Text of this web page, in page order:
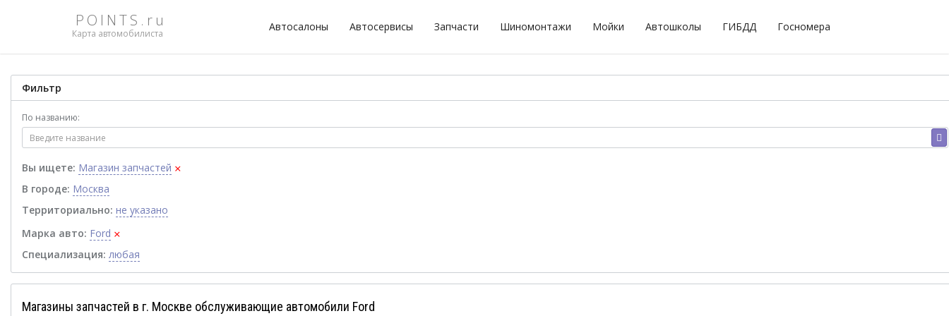
POINTS.ru
Карта автомобилиста
Автосалоны Автосервисы Запчасти Шиномонтажи Мойки Автошколы ГИБДД Госномера
Фильтр
По названию:
Вы ищете: Магазин запчастей ×
В городе: Москва
Территориально: не указано
Марка авто: Ford ×
Специализация: любая
Магазины запчастей в г. Москве обслуживающие автомобили Ford